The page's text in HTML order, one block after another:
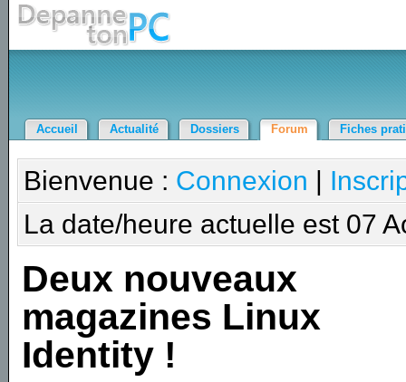
Accueil Actualité Dossiers Forum Fiches
Bienvenue : Connexion |
La date/heure actuelle est 07
Deux nouveaux
magazines Linux
Identity !